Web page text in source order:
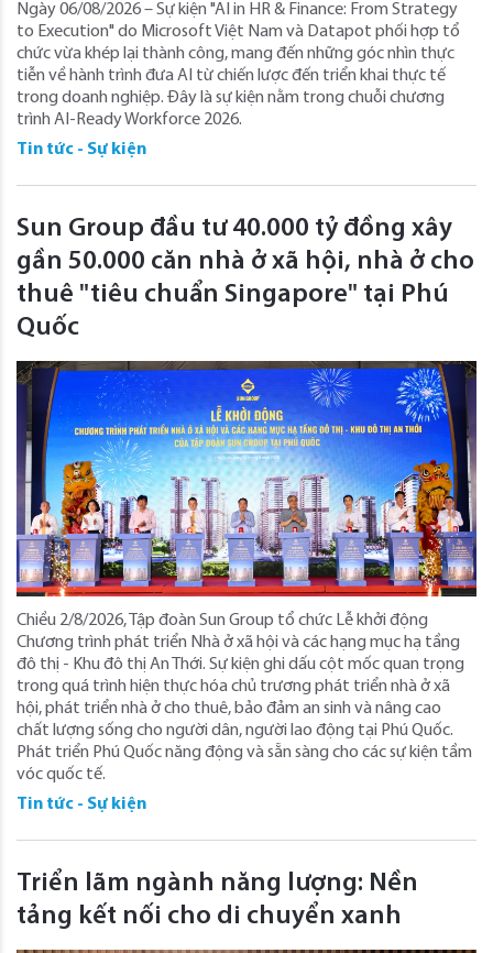
Ngày 06/08/2026 – Sự kiện "AI in HR & Finance: From Strategy
to Execution" do Microsoft Việt Nam và Datapot phối hợp tổ
chức vừa khép lại thành công, mang đến những góc nhìn thực
tiễn về hành trình đưa AI từ chiến lược đến triển khai thực tế
trong doanh nghiệp. Đây là sự kiện nằm trong chuỗi chương
trình AI-Ready Workforce 2026.
Tin tức - Sự kiện
Sun Group đầu tư 40.000 tỷ đồng xây
gần 50.000 căn nhà ở xã hội, nhà ở cho
thuê "tiêu chuẩn Singapore" tại Phú
Quốc
Chiều 2/8/2026, Tập đoàn Sun Group tổ chức Lễ khởi động
Chương trình phát triển Nhà ở xã hội và các hạng mục hạ tầng
đô thị - Khu đô thị An Thới. Sự kiện ghi dấu cột mốc quan trọng
trong quá trình hiện thực hóa chủ trương phát triển nhà ở xã
hội, phát triển nhà ở cho thuê, bảo đảm an sinh và nâng cao
chất lượng sống cho người dân, người lao động tại Phú Quốc.
Phát triển Phú Quốc năng động và sẵn sàng cho các sự kiện tầm
vóc quốc tế.
Tin tức - Sự kiện
Triển lãm ngành năng lượng: Nền
tảng kết nối cho di chuyển xanh